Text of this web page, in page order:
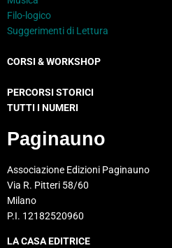
Filo-logico
Suggerimenti di Lettura
CORSI & WORKSHOP
PERCORSI STORICI
TUTTI I NUMERI
Paginauno
Associazione Edizioni Paginauno
Via R. Pitteri 58/60
Milano
P.I. 12182520960
LA CASA EDITRICE